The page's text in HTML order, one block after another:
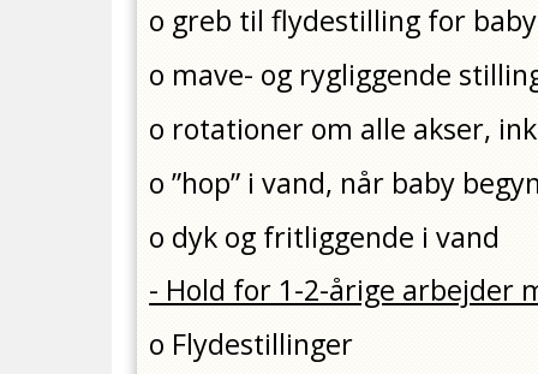
o greb til flydestilling for baby
o mave- og rygliggende
o rotationer om alle akser,
o ”hop” i vand, når baby
o dyk og fritliggende i vand
- Hold for 1-2-årige arbejder
o Flydestillinger